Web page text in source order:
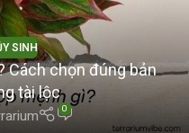
SINH
Cách chọn đúng bản
tài lộc
0